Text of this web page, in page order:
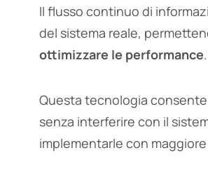
Il flusso continuo di
del sistema reale,
ottimizzare le performance.
Questa tecnologia
senza interferire con il
implementarle con